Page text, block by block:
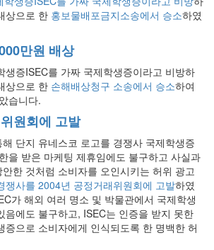
상으로 한 홍보물배포금지소송에서 승소하였
만원 배상
생증ISEC를 가짜 국제학생증이라고 비방하
상으로 한 손해배상청구 소송에서 승소하여
습니다.
원회에 고발
단지 유네스코 로고를 경쟁사 국제학생증
을 받은 마케팅 제휴임에도 불구하고 사실과
한 것처럼 소비자를 오인시키는 허위 광고
쟁사를 2004년 공정거래위원회에 고발하였
가 해외 여러 명소 및 박물관에서 국제학생
음에도 불구하고, ISEC는 인증을 받지 못한
증으로 소비자에게 인식되도록 한 명백한 허